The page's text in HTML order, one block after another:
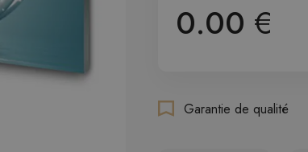
0.00 €
Garantie de qualité